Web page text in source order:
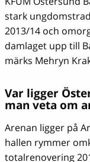
stark
2013/14 och
damlaget upp till
märks Mehryn
Var ligger
man veta om
Arenan ligger på
hallen rymmer
totalrenovering